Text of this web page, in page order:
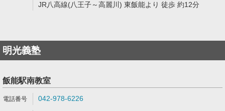
JR八高線(八王子～高麗川) 東飯能より 徒歩 約12分
明光義塾
飯能駅南教室
042-978-6226